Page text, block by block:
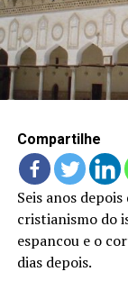
LANÇAMENTOS
Compartilhe
Seis anos
cristianismo do
espancou e o
dias depois.